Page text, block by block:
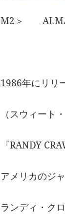
M2＞
1986年にリリ
（スウィート
『RANDY
アメリカのジ
ランディ・ク